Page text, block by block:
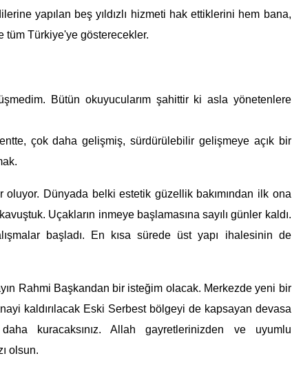
yapılan beş yıldızlı hizmeti hak ettiklerini hem bana,
tüm Türkiye'ye gösterecekler.
Bütün okuyucularım şahittir ki asla yönetenlere
çok daha gelişmiş, sürdürülebilir gelişmeye açık bir
Dünyada belki estetik güzellik bakımından ilk ona
Uçakların inmeye başlamasına sayılı günler kaldı.
başladı. En kısa sürede üst yapı ihalesinin de
Rahmi Başkandan bir isteğim olacak. Merkezde yeni bir
kaldırılacak Eski Serbest bölgeyi de kapsayan devasa
kuracaksınız. Allah gayretlerinizden ve uyumlu
olsun.